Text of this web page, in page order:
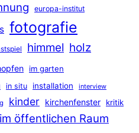
europa-institut
fotografie
himmel holz
im garten
in situ installation interview
kinder kirchenfenster kritik
öffentlichen Raum